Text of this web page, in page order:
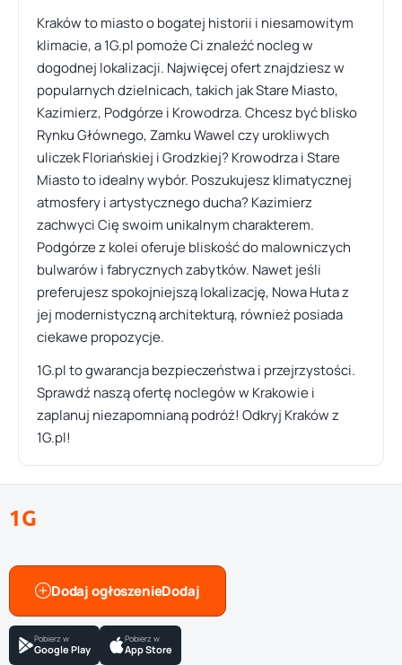
Kraków to miasto o bogatej historii i niesamowitym
klimacie, a 1G.pl pomoże Ci znaleźć nocleg w
dogodnej lokalizacji. Najwięcej ofert znajdziesz w
popularnych dzielnicach, takich jak Stare Miasto,
Kazimierz, Podgórze i Krowodrza. Chcesz być blisko
Rynku Głównego, Zamku Wawel czy urokliwych
uliczek Floriańskiej i Grodzkiej? Krowodrza i Stare
Miasto to idealny wybór. Poszukujesz klimatycznej
atmosfery i artystycznego ducha? Kazimierz
zachwyci Cię swoim unikalnym charakterem.
Podgórze z kolei oferuje bliskość do malowniczych
bulwarów i fabrycznych zabytków. Nawet jeśli
preferujesz spokojniejszą lokalizację, Nowa Huta z
jej modernistyczną architekturą, również posiada
ciekawe propozycje.
1G.pl to gwarancja bezpieczeństwa i przejrzystości.
Sprawdź naszą ofertę noclegów w Krakowie i
zaplanuj niezapomnianą podróż! Odkryj Kraków z
1G.pl!
1G
Dodaj ogłoszenie
Pobierz w
Google Play
Pobierz w
App Store